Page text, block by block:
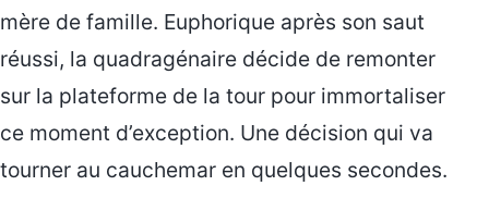
mère de famille. Euphorique après son saut
réussi, la quadragénaire décide de remonter
sur la plateforme de la tour pour immortaliser
ce moment d’exception. Une décision qui va
tourner au cauchemar en quelques secondes.